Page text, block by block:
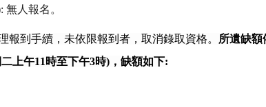
無人報名。
到手續，未依限報到者，取消錄取資格。 所遺缺額
二上午11 時至下午3時) ，缺額如下: